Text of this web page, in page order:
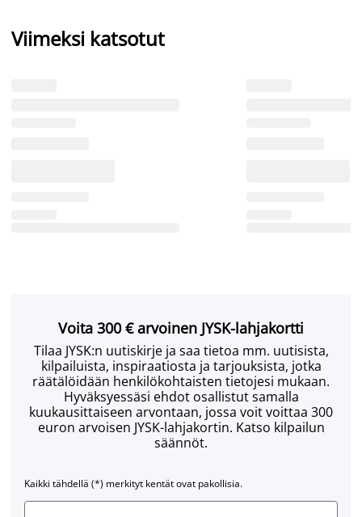
Viimeksi katsotut
Voita 300 € arvoinen JYSK-lahjakortti
Tilaa JYSK:n uutiskirje ja saa tietoa mm. uutisista,
kilpailuista, inspiraatiosta ja tarjouksista, jotka
räätälöidään henkilökohtaisten tietojesi mukaan.
Hyväksyessäsi ehdot osallistut samalla
kuukausittaiseen arvontaan, jossa voit voittaa 300
euron arvoisen JYSK-lahjakortin. Katso kilpailun
säännöt.
Kaikki tähdellä (*) merkityt kentät ovat pakollisia.